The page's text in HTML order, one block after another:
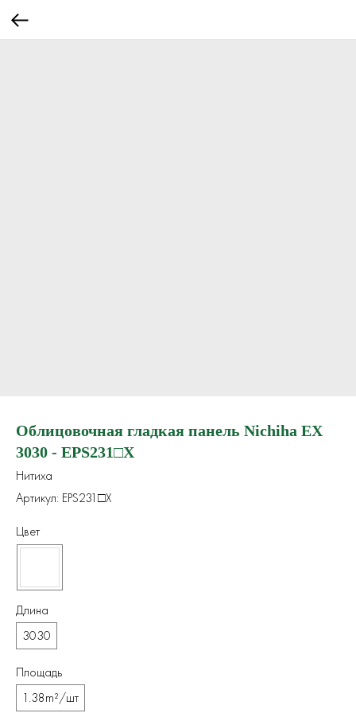
Облицовочная гладкая панель Nichiha EX
3030 - EPS231□X
Нитиха
Артикул: EPS231□X
Цвет
Длина
3030
Площадь
1.38m²/шт